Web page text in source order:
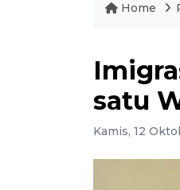
Home
satu
Kamis, 12